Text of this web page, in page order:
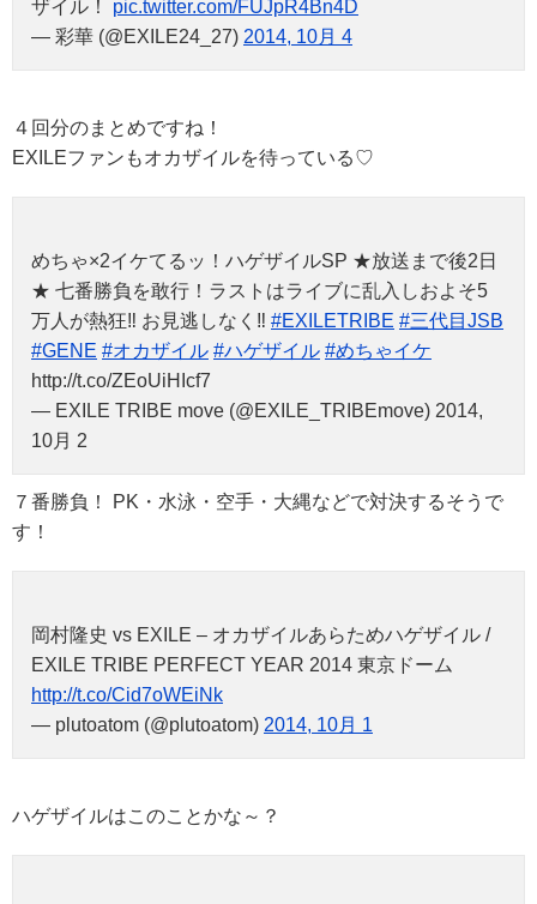
ザイル！ pic.twitter.com/FUJpR4Bn4D
— 彩華 (@EXILE24_27) 2014, 10月 4
４回分のまとめですね！
EXILEファンもオカザイルを待っている♡
めちゃ×2イケてるッ！ハゲザイルSP ★放送まで後2日
★ 七番勝負を敢行！ラストはライブに乱入しおよそ5
万人が熱狂‼︎ お見逃しなく‼︎ #EXILETRIBE #三代目JSB
#GENE #オカザイル #ハゲザイル #めちゃイケ
http://t.co/ZEoUiHIcf7
— EXILE TRIBE move (@EXILE_TRIBEmove) 2014,
10月 2
７番勝負！ PK・水泳・空手・大縄などで対決するそうで
す！
岡村隆史 vs EXILE – オカザイルあらためハゲザイル /
EXILE TRIBE PERFECT YEAR 2014 東京ドーム
http://t.co/Cid7oWEiNk
— plutoatom (@plutoatom) 2014, 10月 1
ハゲザイルはこのことかな～？